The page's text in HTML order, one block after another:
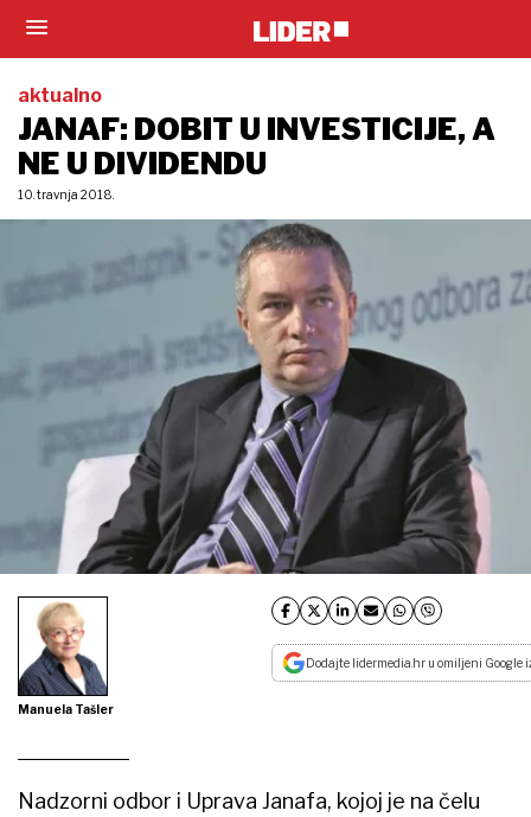
aktualno
JANAF: DOBIT U INVESTICIJE, A
NE U DIVIDENDU
10. travnja 2018.
Manuela Tašler
Dodajte lidermedia.hr u omiljeni Google
Nadzorni odbor i Uprava Janafa, kojoj je na čelu